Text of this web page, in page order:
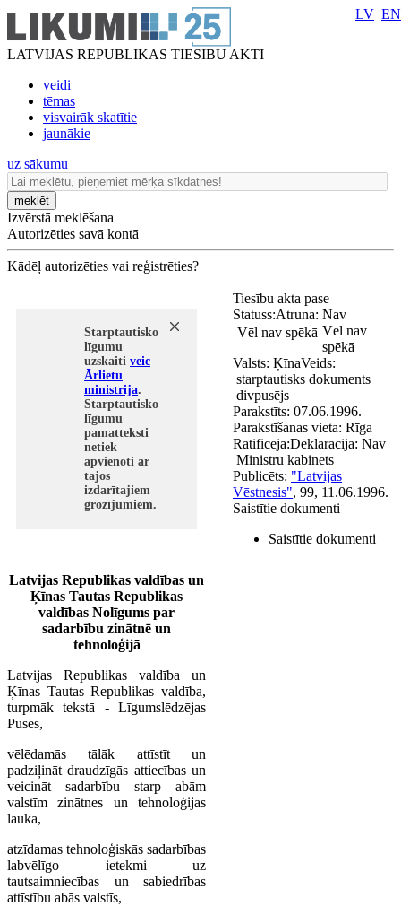
LATVIJAS REPUBLIKAS TIESĪBU AKTI
veidi
tēmas
visvairāk skatītie
jaunākie
LV EN
uz sākumu
meklēt
Izvērstā meklēšana
Autorizēties savā kontā
Kādēļ autorizēties vai reģistrēties?
Starptautisko
līgumu
uzskaiti veic
Ārlietu
ministrija.
Starptautisko
līgumu
pamatteksti
netiek
apvienoti ar
tajos
izdarītajiem
grozījumiem.
Latvijas Republikas valdības un
Ķīnas Tautas Republikas
valdības Nolīgums par
sadarbību zinātnē un
tehnoloģijā
Latvijas Republikas valdība un
Ķīnas Tautas Republikas valdība,
turpmāk tekstā - Līgumslēdzējas
Puses,
vēlēdamās tālāk attīstīt un
padziļināt draudzīgās attiecības un
veicināt sadarbību starp abām
valstīm zinātnes un tehnoloģijas
laukā,
atzīdamas tehnoloģiskās sadarbības
labvēlīgo ietekmi uz
tautsaimniecības un sabiedrības
attīstību abās valstīs,
Tiesību akta pase
Statuss:
Vēl nav spēkā Vēl nav
spēkā
Valsts: ĶīnaVeids:
starptautisks dokuments
divpusējs
Parakstīts: 07.06.1996.
Parakstīšanas vieta: Rīga
Ratificēja:
Ministru kabinets
Atruna: Nav
Deklarācija: Nav
Publicēts: "Latvijas
Vēstnesis", 99, 11.06.1996.
Saistītie dokumenti
Saistītie dokumenti